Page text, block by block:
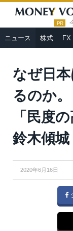
PR
ニュース 株式 FX
HOME » ニュー
人が誇りとする「
なぜ日
るのか
「民度
鈴木傾城
2020年6月16日